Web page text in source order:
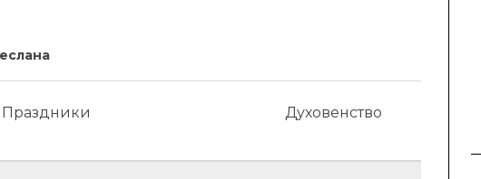
Праздники Духовенство